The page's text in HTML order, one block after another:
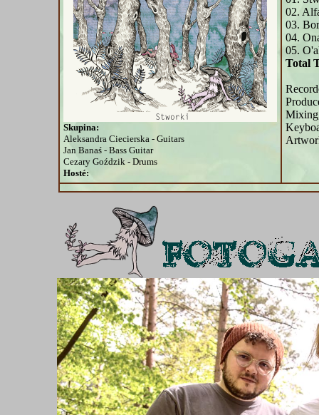
Skupina:
Aleksandra Ciecierska - Guitars
Jan Banaś - Bass Guitar
Cezary Goździk - Drums
Hosté:
02.
03.
04.
05.
Total